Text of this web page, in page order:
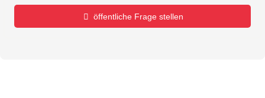
öffentliche Frage stellen